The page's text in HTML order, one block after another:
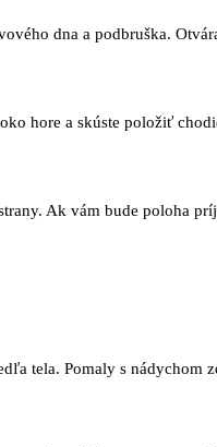
dna a podbruška.
hore a skúste položiť
Ak vám bude poloha
tela. Pomaly s nádychom